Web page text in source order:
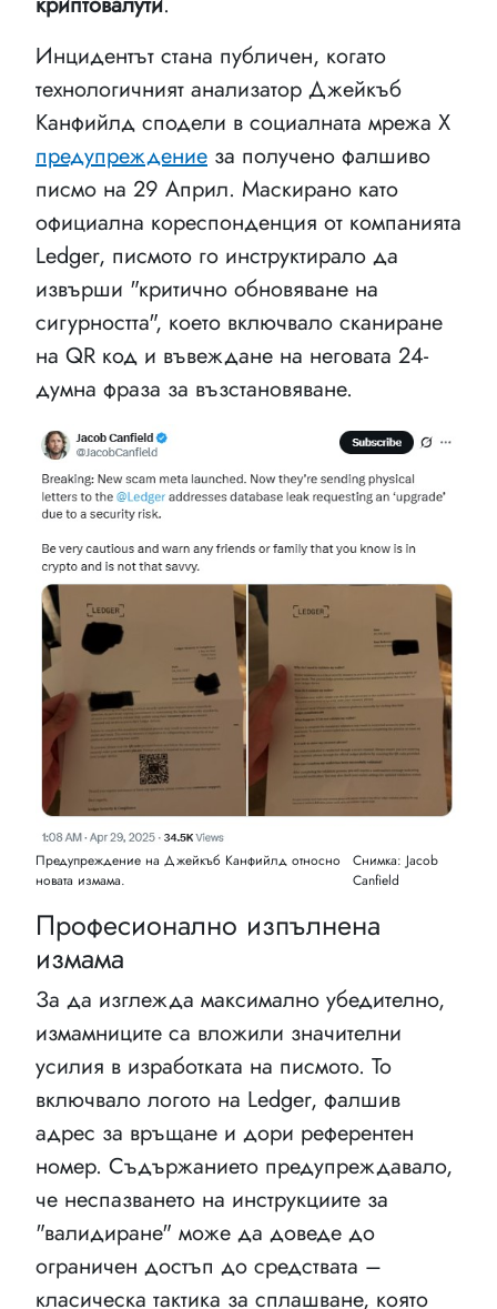
Инцидентът стана публичен, когато
технологичният анализатор Джейкъб
Канфийлд сподели в социалната мрежа X
предупреждение за получено фалшиво
писмо на 29 Април. Маскирано като
официална кореспонденция от компанията
Ledger, писмото го инструктирало да
извърши "критично обновяване на
сигурността", което включвало сканиране
на QR код и въвеждане на неговата 24-
думна фраза за възстановяване.
Предупреждение на Джейкъб Канфийлд относно
новата измама.
Снимка: Jacob
Canfield
Професионално изпълнена
измама
За да изглежда максимално убедително,
измамниците са вложили значителни
усилия в изработката на писмото. То
включвало логото на Ledger, фалшив
адрес за връщане и дори референтен
номер. Съдържанието предупреждавало,
че неспазването на инструкциите за
"валидиране" може да доведе до
ограничен достъп до средствата –
класическа тактика за сплашване, която